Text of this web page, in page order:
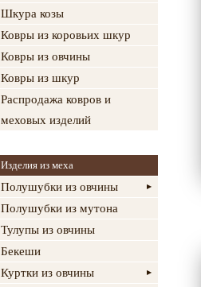
Шкура козы
Ковры из коровьих шкур
Ковры из овчины
Ковры из шкур
Распродажа ковров и
меховых изделий
Изделия из меха
Полушубки из овчины
Полушубки из мутона
Тулупы из овчины
Бекеши
Куртки из овчины